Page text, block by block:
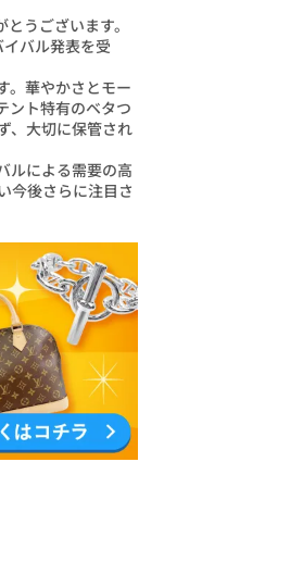
うございます。
バル発表を受
。華やかさとモー
ント特有のベタつ
、大切に保管され
ルによる需要の高
今後さらに注目さ